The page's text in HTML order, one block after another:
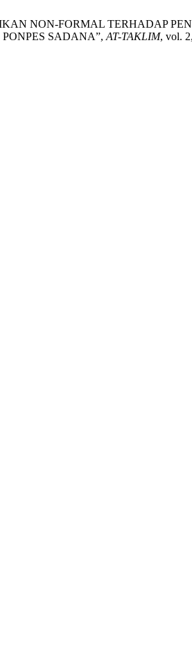
NON-FORMAL TERHADAP
SADANA”, AT-TAKLIM, vol.